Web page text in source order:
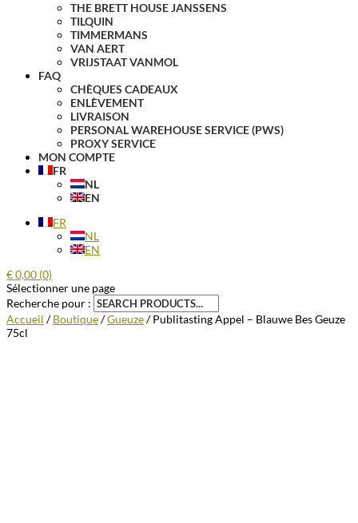
THE BRETT HOUSE JANSSENS
TILQUIN
TIMMERMANS
VAN AERT
VRIJSTAAT VANMOL
FAQ
CHÈQUES CADEAUX
ENLÈVEMENT
LIVRAISON
PERSONAL WAREHOUSE SERVICE (PWS)
PROXY SERVICE
MON COMPTE
FR
NL
EN
FR
NL
EN
€0,00 (0)
Sélectionner une page
Recherche pour :
Accueil /Boutique/Gueuze/ Publitasting Appel – Blauwe Bes Geuze
75cl